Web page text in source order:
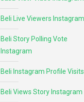
Beli Live Viewers Instagram
Beli Story Polling Vote
Instagram
Beli Instagram Profile Visits
Beli Views Story Instagram